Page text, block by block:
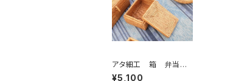
アタ細工 箱 弁当
箱
¥5,100